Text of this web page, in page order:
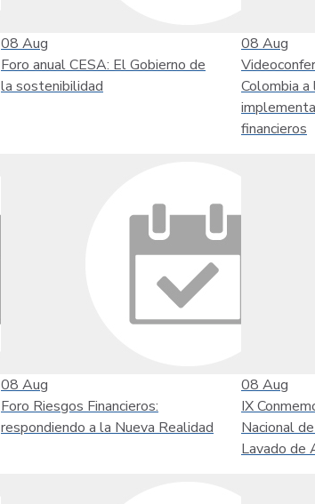
08 Aug
Foro anual CESA: El Gobierno de
la sostenibilidad
08 Aug
Colombia a
financieros
08 Aug
Foro Riesgos Financieros:
respondiendo a la Nueva Realidad
08 Aug
IX
Nacional
Lavado de